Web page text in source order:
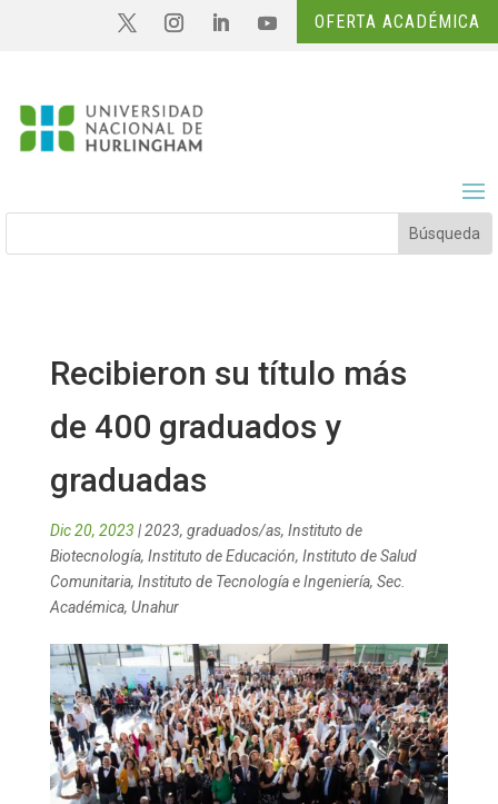
OFERTA ACADÉMICA
Recibieron su título más
de 400 graduados y
graduadas
Dic 20, 2023 |2023, graduados/as, Instituto de
Biotecnología, Instituto de Educación, Instituto de Salud
Comunitaria, Instituto de Tecnología e Ingeniería, Sec.
Académica, Unahur